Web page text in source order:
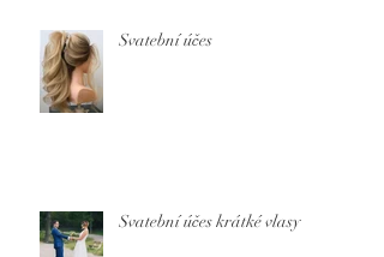
Svatební účes
Svatební účes krátké vlasy